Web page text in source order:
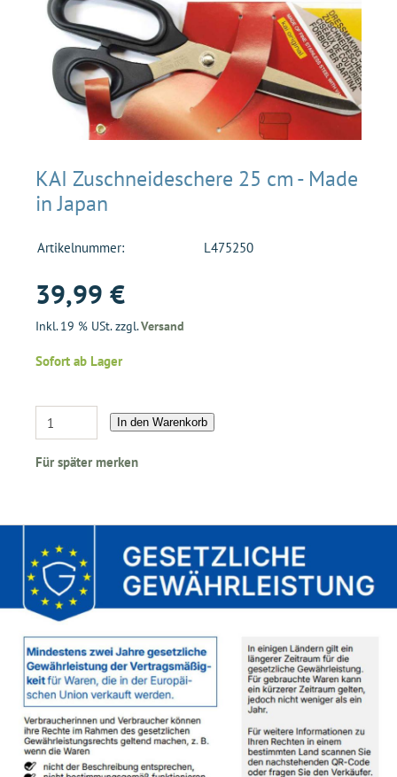
KAI Zuschneideschere 25 cm - Made
in Japan
Artikelnummer: L475250
39,99 €
Inkl. 19 % USt. zzgl.Versand
Sofort ab Lager
In den Warenkorb
Für später merken